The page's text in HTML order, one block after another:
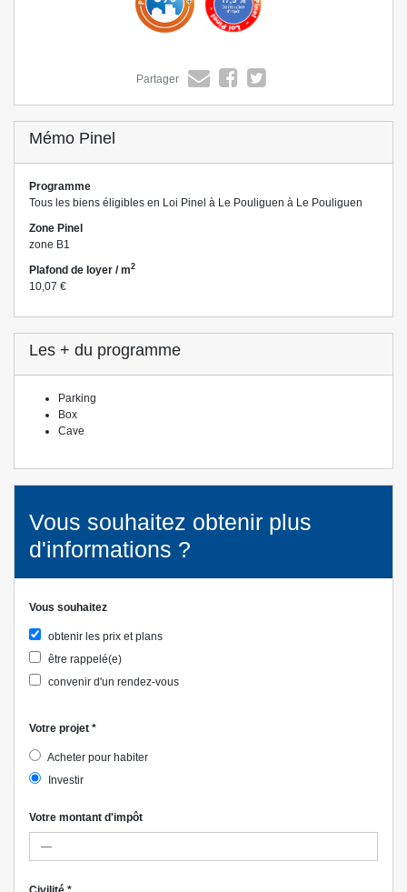
Partager
Mémo Pinel
Programme
Tous les biens éligibles en Loi Pinel à Le Pouliguen à Le Pouliguen
Zone Pinel
zone B1
Plafond de loyer / m2
10,07 €
Les + du programme
Parking
Box
Cave
Vous souhaitez obtenir plus
d'informations ?
Vous souhaitez
obtenir les prix et plans
être rappelé(e)
convenir d'un rendez-vous
Votre projet *
Acheter pour habiter
Investir
Votre montant d'impôt